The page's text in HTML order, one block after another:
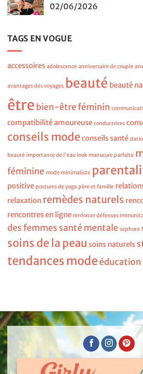
02/06/2026
TAGS EN VOGUE
accessoires adolescence anniversaire de couple
avantages des voyages beauté beauté
être bien-être féminin
compatibilité amoureuse conductrices
conseils modeconseils santé
beauté importance de l'eau look manucure parfaite
féminine mode minimaliste
positive postures de yoga père et famille
relaxation remèdes naturels
rencontres en ligne renforcer défenses
des femmes santé mentale sephora
soins de la peau soins naturels
tendances mode